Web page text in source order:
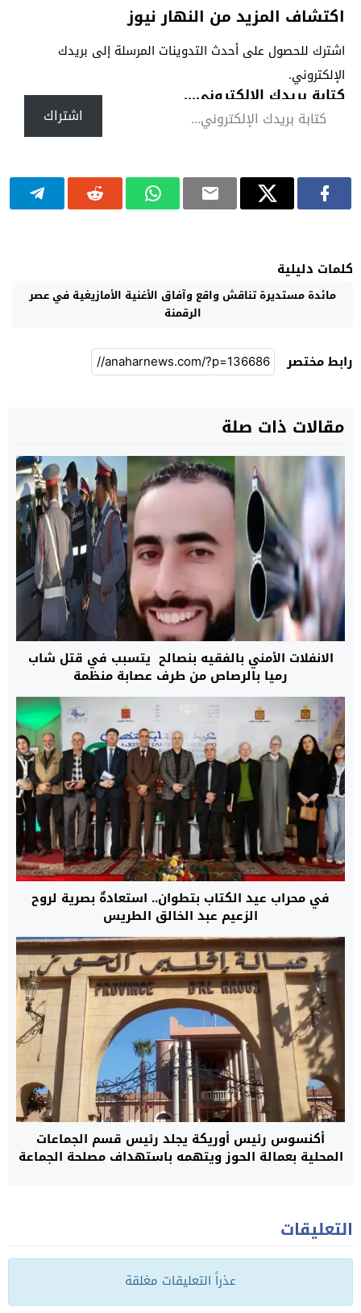
اكتشاف المزيد من النهار نيوز
اشترك للحصول على أحدث التدوينات المرسلة إلى بريدك
الإلكتروني.
كتابة بريدك الإلكتروني...
اشتراك
كلمات دليلية
مائدة مستديرة تناقش واقع وآفاق الأغنية الأمازيغية في عصر
الرقمنة
رابط مختصر
مقالات ذات صلة
الانفلات الأمني بالفقيه بنصالح يتسبب في قتل شاب
رميا بالرصاص من طرف عصابة منظمة
في محراب عيد الكتاب بتطوان.. استعادةٌ بصرية لروح
الزعيم عبد الخالق الطريس
أكنسوس رئيس أوريكة يجلد رئيس قسم الجماعات
المحلية بعمالة الحوز ويتهمه باستهداف مصلحة الجماعة
التعليقات
عذراً التعليقات مغلقة